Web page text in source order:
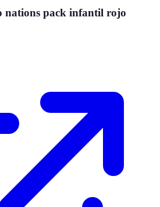
nations pack infantil rojo